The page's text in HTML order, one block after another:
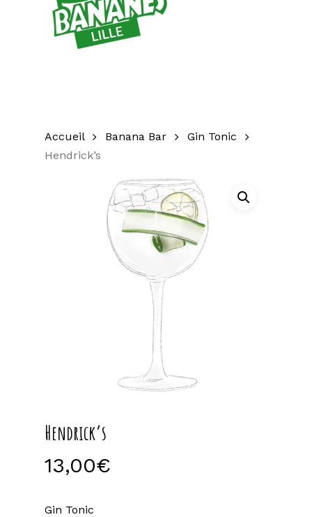
Accueil Banana Bar
Gin Tonic
Hendrick’s
Hendrick’s
13,00€
Gin Tonic